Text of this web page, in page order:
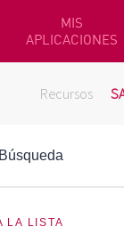
MIS
APLICACIONES
Recursos